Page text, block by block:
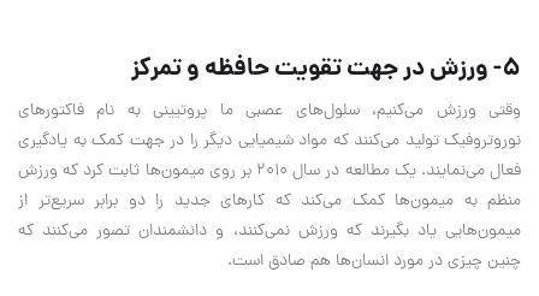
5- ورزش در جهت تقویت حافظه و تمرکز
وقتی ورزش می‌کنیم، سلول‌های عصبی ما پروتیینی به نام فاکتورهای
نوروتروفیک تولید می‌کنند که مواد شیمیایی دیگر را در جهت کمک به یادگیری
فعال می‌نمایند. یک مطالعه در سال 2010 بر روی میمون‌ها ثابت کرد که ورزش
منظم به میمون‌ها کمک می‌کند که کارهای جدید را دو برابر سریع‌تر از
میمون‌هایی یاد بگیرند که ورزش نمی‌کنند، و دانشمندان تصور می‌کنند که
چنین چیزی در مورد انسان‌ها هم صادق است.